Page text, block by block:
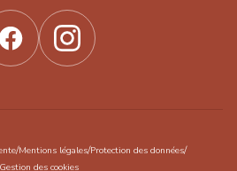
/Mentions légales/Protection des données/
Gestion des cookies